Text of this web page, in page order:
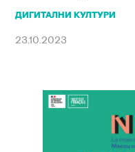
ДИГИТАЛНИ КУЛТУРИ
23.10.2023